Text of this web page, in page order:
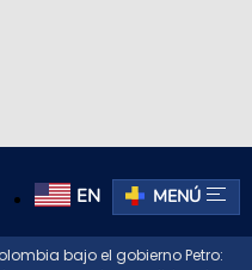
EN MENÚ
bajo el gobierno Petro: